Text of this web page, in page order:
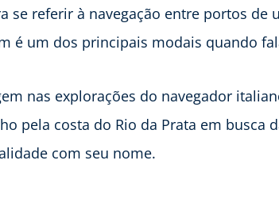
se referir à navegação entre portos de
é um dos principais modais quando
nas explorações do navegador
pela costa do Rio da Prata em busca
com seu nome.